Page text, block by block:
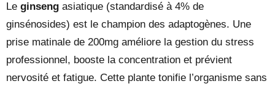
Le ginseng asiatique (standardisé à 4% de
ginsénosides) est le champion des adaptogènes. Une
prise matinale de 200mg améliore la gestion du stress
professionnel, booste la concentration et prévient
nervosité et fatigue. Cette plante tonifie l’organisme sans